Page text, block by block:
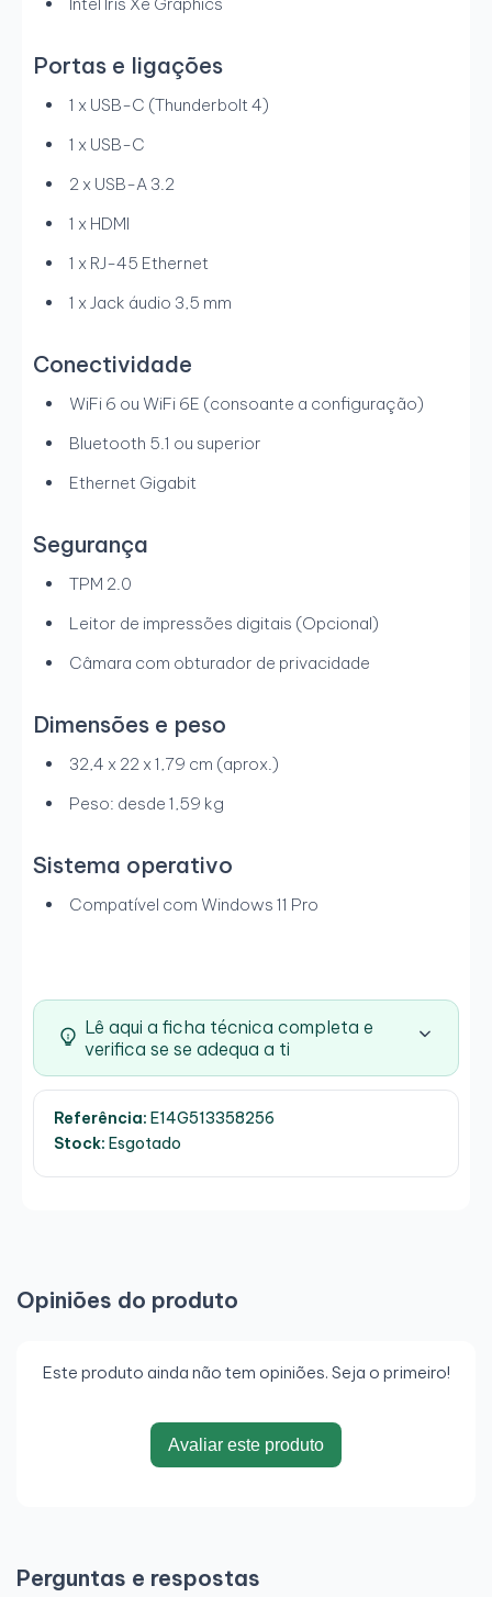
Intel Iris Xe Graphics
Portas e ligações
1 x USB-C (Thunderbolt 4)
1 x USB-C
2 x USB-A 3.2
1 x HDMI
1 x RJ-45 Ethernet
1 x Jack áudio 3,5 mm
Conectividade
WiFi 6 ou WiFi 6E (consoante a configuração)
Bluetooth 5.1 ou superior
Ethernet Gigabit
Segurança
TPM 2.0
Leitor de impressões digitais (Opcional)
Câmara com obturador de privacidade
Dimensões e peso
32,4 x 22 x 1,79 cm (aprox.)
Peso: desde 1,59 kg
Sistema operativo
Compatível com Windows 11 Pro
Lê aqui a ficha técnica completa e
verifica se se adequa a ti
Referência: E14G513358256
Stock: Esgotado
Opiniões do produto
Este produto ainda não tem opiniões. Seja o primeiro!
Avaliar este produto
Perguntas e respostas